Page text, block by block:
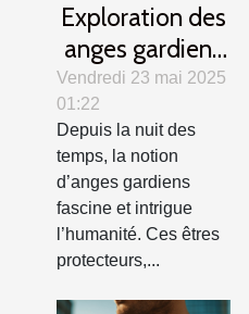
Exploration des
anges gardiens
dans différentes
cultures et
traditions
Vendredi 23 mai 2025
01:22
Depuis la nuit des
temps, la notion
d’anges gardiens
fascine et intrigue
l’humanité. Ces êtres
protecteurs,...